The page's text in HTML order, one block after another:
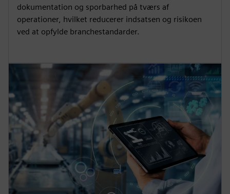
dokumentation og sporbarhed på tværs af
operationer, hvilket reducerer indsatsen og risikoen
ved at opfylde branchestandarder.